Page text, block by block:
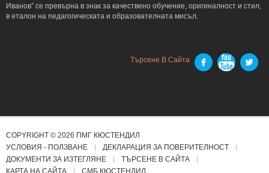
Иванов” се превърна в знак за качествено обучение, оригиналност и стил,
в еталон на педагогическата и образователната мисъл.
Търсене В Сайта
COPYRIGHT © 2026 ПМГ КЮСТЕНДИЛ
УСЛОВИЯ - ПОЛЗВАНЕ
ДЕКЛАРАЦИЯ ЗА ПОВЕРИТЕЛНОСТ
ДОКУМЕНТИ ЗА ИЗТЕГЛЯНЕ
ТЪРСЕНЕ В САЙТА